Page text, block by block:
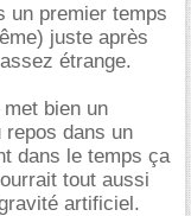
un premier temps
juste après
étrange.
bien un
repos dans un
dans le temps ça
tout aussi
artificiel.